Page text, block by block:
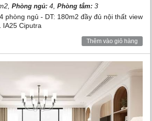
Vinhomes Riverside
Riverside
được thiết kế theo
cổ điển, vẻ đẹp sang trọng nhưng
hiện đại, toát lên sự độc đáo tinh tế của
yếu tố hướng nắng, hướng gió, phong
Phòng ngủ: 4,Phòng tắm: 3
phòng ngủ - DT: 180m2 đầy đủ nội thất view
IA25 Ciputra
Thêm vào giỏ hàng